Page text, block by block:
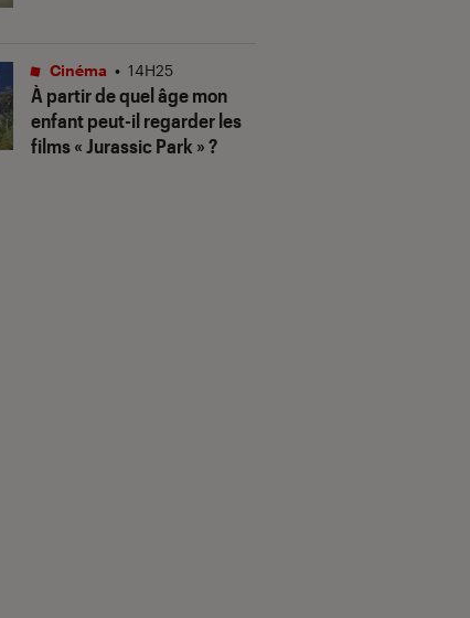
À partir de quel âge mon
enfant peut-il regarder les
films « Jurassic Park » ?
Cinéma • 14H25